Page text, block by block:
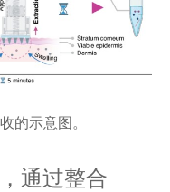
的示意图。
通过整合